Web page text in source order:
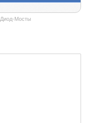
Диод-Мосты